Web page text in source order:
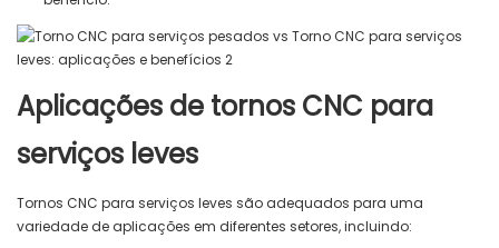
Aplicações de tornos CNC para
serviços leves
Tornos CNC para serviços leves são adequados para uma
variedade de aplicações em diferentes setores, incluindo: